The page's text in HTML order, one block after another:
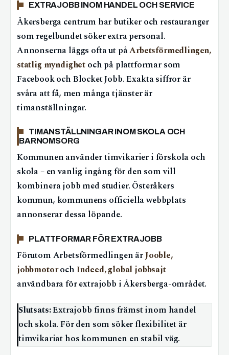
EXTRAJOBB INOM HANDEL OCH SERVICE
Åkersberga centrum har butiker och restauranger
som regelbundet söker extra personal.
Annonserna läggs ofta ut påArbetsförmedlingen,
statlig myndighet och på plattformar som
Facebook och Blocket Jobb. Exakta siffror är
svåra att få, men många tjänster är
timanställningar.
TIMANSTÄLLNINGAR INOM SKOLA OCH
BARNOMSORG
Kommunen använder timvikarier i förskola och
skola – en vanlig ingång för den som vill
kombinera jobb med studier. Österåkers
kommun, kommunens officiella webbplats
annonserar dessa löpande.
PLATTFORMAR FÖR EXTRAJOBB
Förutom Arbetsförmedlingen ärJooble,
jobbmotoroch Indeed, global jobbsajt
användbara för extrajobb i Åkersberga-området.
Slutsats:Extrajobb finns främst inom handel
och skola. För den som söker flexibilitet är
timvikariat hos kommunen en stabil väg.